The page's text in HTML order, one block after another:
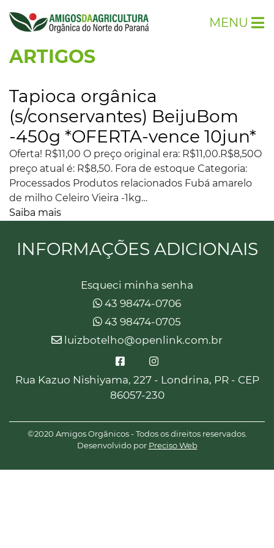
MENU
ARTIGOS
Tapioca orgânica
(s/conservantes) BeijuBom
-450g *OFERTA-vence 10jun*
Oferta! R$11,00 O preço original era: R$11,00.R$8,50O
preço atual é: R$8,50. Fora de estoque Categoria:
Processados Produtos relacionados Fubá amarelo
de milho Celeiro Vieira -1kg…
Saiba mais
INFORMAÇÕES ADICIONAIS
Esqueci minha senha
43 98474-0706
43 98474-0705
luizbotelho@openlink.com.br
Rua Kazuo Nishiyama, 227 - Londrina, PR - CEP
86057-230
©2020 Amigos Orgânicos - Todos os direitos reservados.
Desenvolvido por Preciso Web